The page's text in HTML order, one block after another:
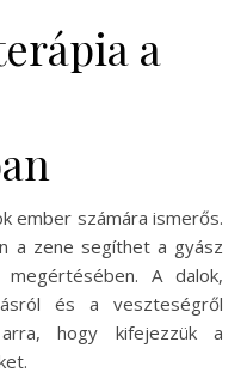
a
ember számára ismerős.
a zene segíthet a gyász
A dalok,
és a veszteségről
hogy kifejezzük a